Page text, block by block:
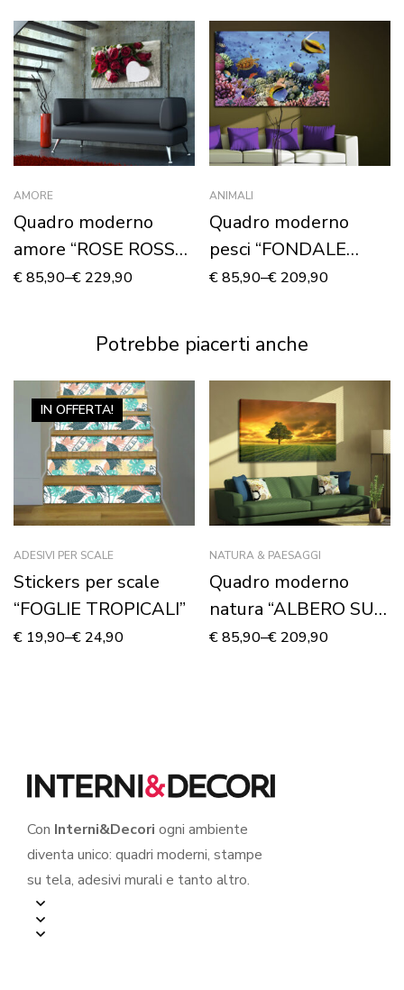
AMORE
Quadro moderno
amore “ROSE ROSSE
E CUORE” – Stampa
€85,90–€ 229,90
ANIMALI
Quadro moderno
pesci “FONDALE
MARINO”
€85,90–€ 209,90
Potrebbe piacerti anche
IN OFFERTA!
ADESIVI PER SCALE
Stickers per scale
“FOGLIE TROPICALI”
€ 19,90–€ 24,90
NATURA & PAESAGGI
Quadro moderno
natura “ALBERO SU
PRATO VERDE” –
€85,90–€ 209,90
Con Interni&Decori ogni ambiente
diventa unico: quadri moderni, stampe
su tela, adesivi murali e tanto altro.